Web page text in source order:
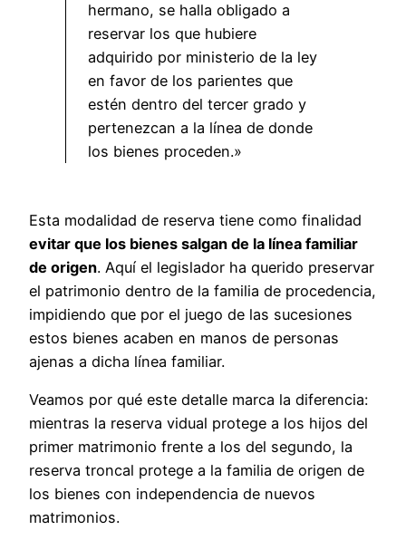
hermano, se halla obligado a
reservar los que hubiere
adquirido por ministerio de la ley
en favor de los parientes que
estén dentro del tercer grado y
pertenezcan a la línea de donde
los bienes proceden.»
Esta modalidad de reserva tiene como finalidad
evitar que los bienes salgan de la línea familiar
de origen. Aquí el legislador ha querido preservar
el patrimonio dentro de la familia de procedencia,
impidiendo que por el juego de las sucesiones
estos bienes acaben en manos de personas
ajenas a dicha línea familiar.
Veamos por qué este detalle marca la diferencia:
mientras la reserva vidual protege a los hijos del
primer matrimonio frente a los del segundo, la
reserva troncal protege a la familia de origen de
los bienes con independencia de nuevos
matrimonios.